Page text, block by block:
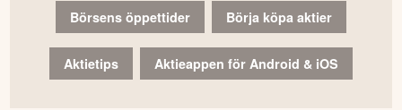
Börsens öppettider Börja köpa aktier
Aktietips Aktieappen för Android & iOS